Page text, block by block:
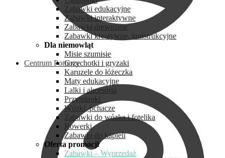
Centrum Pomocy
Zabawki edukacyjne
Zabawki interaktywne
Zabawki drewniane
Zabawki kreatywne, konstrukcyjne
Dla niemowląt
Misie szumisie
Grzechotki i gryzaki
Karuzele do łóżeczka
Maty edukacyjne
Lalki i akcesoria
Przytulanki
Wózki, pchacze
Zabawki do wózka i fotelika
Rowerki
Zabawki do kąpieli
Oferta promocji
Zabawki – Wyprzedaż